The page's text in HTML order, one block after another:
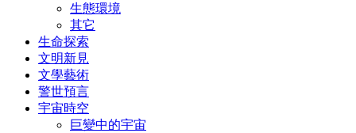
生態環境
其它
生命探索
文明新見
文學藝術
警世預言
宇宙時空
巨變中的宇宙